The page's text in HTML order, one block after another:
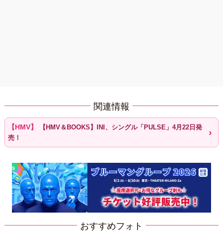
関連情報
【HMV＆BOOKS】INI、シングル「PULSE」4月22日発
売！
おすすめフォト